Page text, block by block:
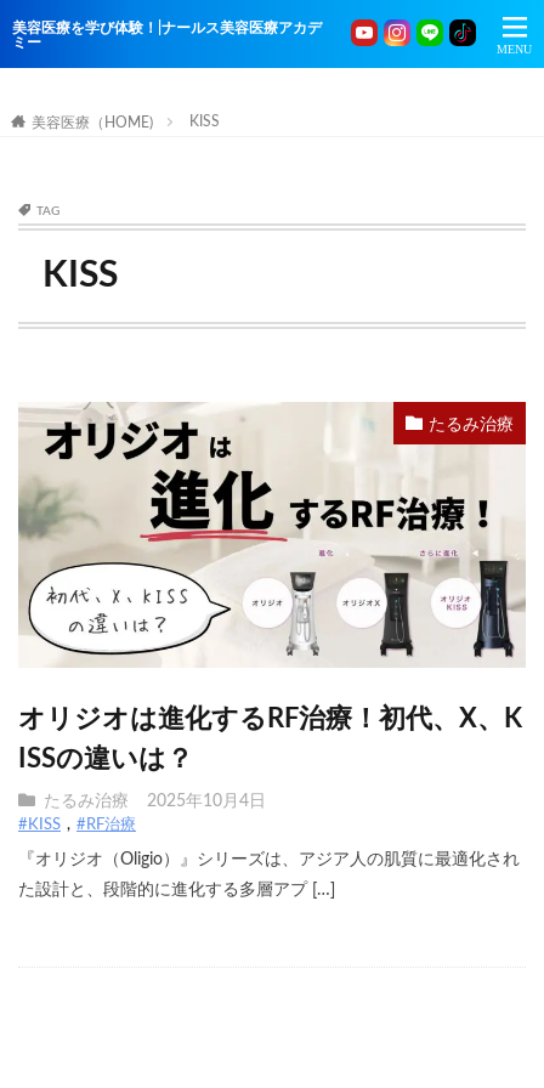
美容医療を学び体験！|ナールス美容医療アカデ
ミー
美容医療（HOME) KISS
TAG
KISS
たるみ治療
オリジオは進化するRF治療！初代、X、K
ISSの違いは？
たるみ治療 2025年10月4日
#KISS #RF治療
『オリジオ（Oligio）』シリーズは、アジア人の肌質に最適化され
た設計と、段階的に進化する多層アプ […]